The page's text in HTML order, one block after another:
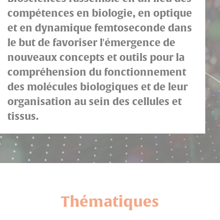
compétences en biologie, en optique
et en dynamique femtoseconde dans
le but de favoriser l'émergence de
nouveaux concepts et outils pour la
compréhension du fonctionnement
des molécules biologiques et de leur
organisation au sein des cellules et
tissus.
Thématiques